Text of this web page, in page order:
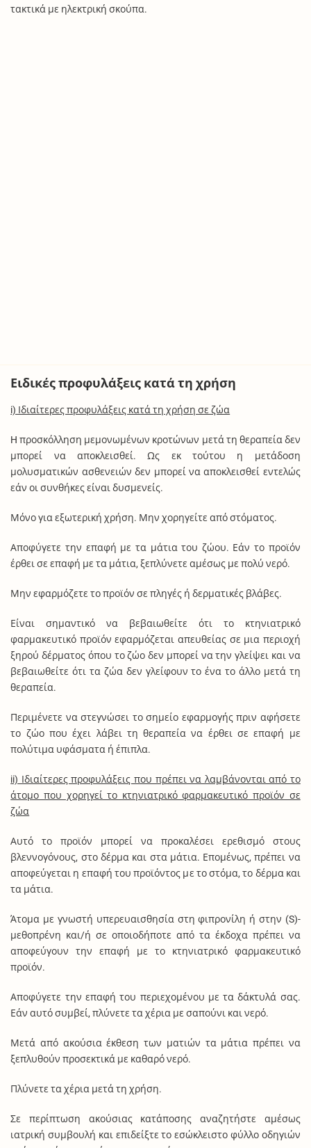
τακτικά με ηλεκτρική σκούπα.
Ειδικές προφυλάξεις κατά τη χρήση
i) Ιδιαίτερες προφυλάξεις κατά τη χρήση σε ζώα
H προσκόλληση μεμονωμένων κροτώνων μετά τη θεραπεία δεν
μπορεί να αποκλεισθεί. Ως εκ τούτου η μετάδοση
μολυσματικών ασθενειών δεν μπορεί να αποκλεισθεί εντελώς
εάν οι συνθήκες είναι δυσμενείς.
Μόνο για εξωτερική χρήση. Μην χορηγείτε από στόματος.
Αποφύγετε την επαφή με τα μάτια του ζώου. Εάν το προϊόν
έρθει σε επαφή με τα μάτια, ξεπλύνετε αμέσως με πολύ νερό.
Μην εφαρμόζετε το προϊόν σε πληγές ή δερματικές βλάβες.
Είναι σημαντικό να βεβαιωθείτε ότι το κτηνιατρικό
φαρμακευτικό προϊόν εφαρμόζεται απευθείας σε μια περιοχή
ξηρού δέρματος όπου το ζώο δεν μπορεί να την γλείψει και να
βεβαιωθείτε ότι τα ζώα δεν γλείφουν το ένα το άλλο μετά τη
θεραπεία.
Περιμένετε να στεγνώσει το σημείο εφαρμογής πριν αφήσετε
το ζώο που έχει λάβει τη θεραπεία να έρθει σε επαφή με
πολύτιμα υφάσματα ή έπιπλα.
ii) Ιδιαίτερες προφυλάξεις που πρέπει να λαμβάνονται από το
άτομο που χορηγεί το κτηνιατρικό φαρμακευτικό προϊόν σε
ζώα
Αυτό το προϊόν μπορεί να προκαλέσει ερεθισμό στους
βλεννογόνους, στο δέρμα και στα μάτια. Επομένως, πρέπει να
αποφεύγεται η επαφή του προϊόντος με το στόμα, το δέρμα και
τα μάτια.
Άτομα με γνωστή υπερευαισθησία στη φιπρονίλη ή στην (S)-
μεθοπρένη και/ή σε οποιοδήποτε από τα έκδοχα πρέπει να
αποφεύγουν την επαφή με το κτηνιατρικό φαρμακευτικό
προϊόν.
Αποφύγετε την επαφή του περιεχομένου με τα δάκτυλά σας.
Εάν αυτό συμβεί, πλύνετε τα χέρια με σαπούνι και νερό.
Μετά από ακούσια έκθεση των ματιών τα μάτια πρέπει να
ξεπλυθούν προσεκτικά με καθαρό νερό.
Πλύνετε τα χέρια μετά τη χρήση.
Σε περίπτωση ακούσιας κατάποσης αναζητήστε αμέσως
ιατρική συμβουλή και επιδείξτε το εσώκλειστο φύλλο οδηγιών